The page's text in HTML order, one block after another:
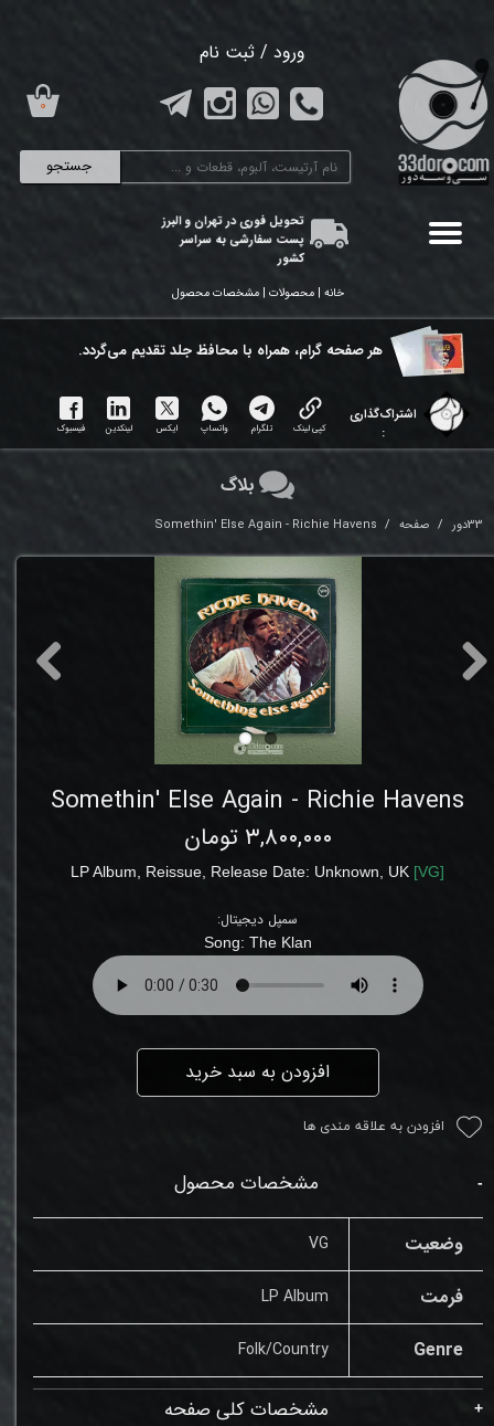
جستجو
ورود / ثبت نام
تغییر گذر واژه
سفارشات
تحویل فوری در تهران و البرز
پست سفارشی به سراسر
کشور
۰
خانه | محصولات | مشخصات محصول
هر ​صفحه گرام، همراه با محافظ جلد تقدیم می‌گردد.
اشتراک‌گذاری
:
کپی لینک تلگرام واتساپ ایکس لینکدین فیسبوک
33دور صفحه Somethin' Else Again - Richie Havens
Somethin' Else Again - Richie Havens
۳,۸۰۰,۰۰۰ تومان
LP Album, Reissue, Release Date: Unknown, UK [VG]
سمپل دیجیتال:
Song: The Klan
افزودن به سبد خرید
افزودن به علاقه مندی ها
مشخصات محصول
وضعیت VG
فرمت LP Album
Genre
Folk/Country
مشخصات کلی صفحه
بلاگ